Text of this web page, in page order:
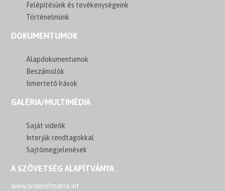
Felépítésünk és tevékenységeink
Történelmünk
DOKUMENTUMOK
Alapdokumentumok
Beszámolók
Ismertető írások
GALÉRIA/MULTIMÉDIA
Saját videók
Interjúk rendtagokkal
Sajtómegjelenések
A SZÖVETSÉG ALAPÍTVÁNYA
www.orderofmalta.int